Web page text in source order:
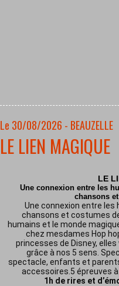
Le 30/08/2026 - BEAUZELLE
LE LIEN MAGIQUE
LE
Une connexion entre les
chansons
Une connexion entre les
chansons et costumes
humains et le monde
chez mesdames Hop
princesses de Disney,
grâce à nos 5 sens.
spectacle, enfants et
accessoires.5 épreuves
1h de rires et